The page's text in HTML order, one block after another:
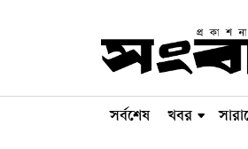
সর্বশেষ খবর